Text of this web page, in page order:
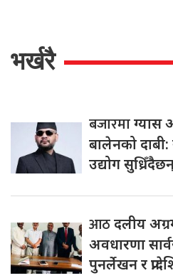
भर्खरै
बजारमाग्यास
बालेनको
उद्योग
आठदलीय
अवधारणा
पुनर्लेखन र